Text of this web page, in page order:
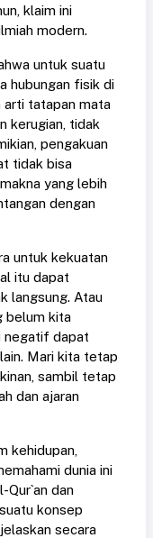
klaim ini
modern.
untuk suatu
hubungan fisik di
arti tatapan mata
kerugian, tidak
pengakuan
tidak bisa
yang lebih
dengan
untuk kekuatan
itu dapat
langsung. Atau
belum kita
negatif dapat
Mari kita tetap
sambil tetap
dan ajaran
kehidupan,
dunia ini
Qur`an dan
konsep
secara